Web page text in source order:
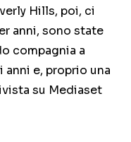
Hills, poi, ci
anni, sono state
compagnia a
e, proprio una
su Mediaset